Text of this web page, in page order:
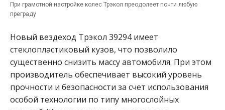
При грамотной настройке колес Трэкол преодолеет почти любую
преграду
Новый вездеход Трэкол 39294 имеет
стеклопластиковый кузов, что позволило
существенно снизить массу автомобиля. При этом
производитель обеспечивает высокий уровень
прочности и безопасности за счет использования
особой технологии по типу многослойных